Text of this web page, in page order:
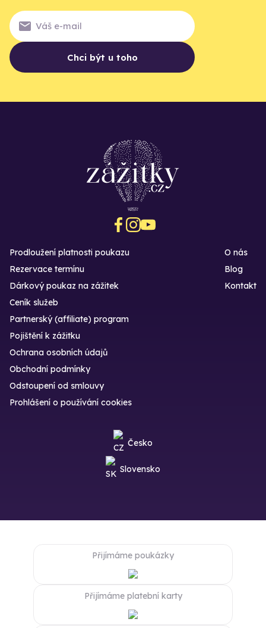
Chci být u toho
Prodloužení platnosti poukazu
Rezervace termínu
Dárkový poukaz na zážitek
O nás
Blog
Kontakt
Ceník služeb
Partnerský (affiliate) program
Pojištění k zážitku
Ochrana osobních údajů
Obchodní podmínky
Odstoupení od smlouvy
Prohlášení o používání cookies
Česko
Slovensko
Přijímáme poukázky
Přijímáme platební karty